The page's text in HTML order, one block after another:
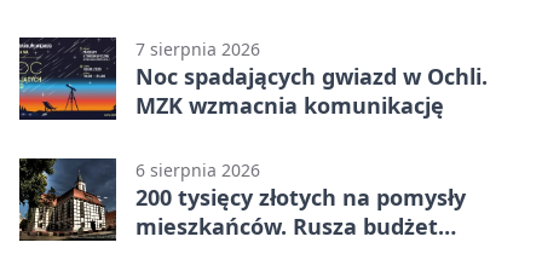
7 sierpnia 2026
Noc spadających gwiazd w Ochli.
MZK wzmacnia komunikację
6 sierpnia 2026
200 tysięcy złotych na pomysły
mieszkańców. Rusza budżet